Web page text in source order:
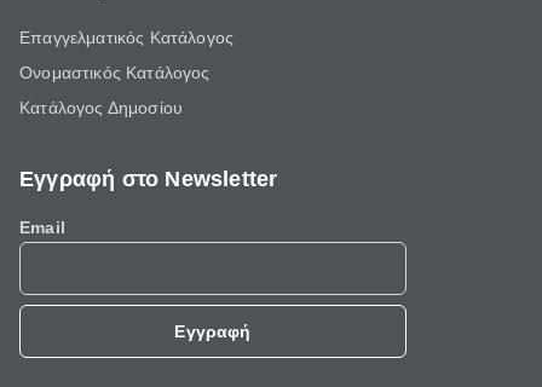
Επαγγελματικός Κατάλογος
Ονομαστικός Κατάλογος
Κατάλογος Δημοσίου
Εγγραφή στο Newsletter
Email
Εγγραφή